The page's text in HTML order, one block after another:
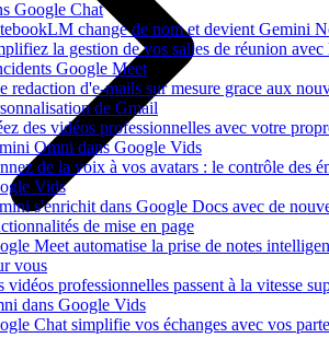
Google Chat
change de nom et devient Gemini
la gestion de vos salles de réunion avec
Google Meet
redaction d'e-mails sur mesure grace aux
de Gmail
des vidéos professionnelles avec votre
Omni dans Google Vids
de la voix à vos avatars : le contrôle des
Vids
s'enrichit dans Google Docs avec de
de mise en page
Meet automatise la prise de notes
vous
vidéos professionnelles passent à la vitesse
dans Google Vids
Chat simplifie vos échanges avec vos